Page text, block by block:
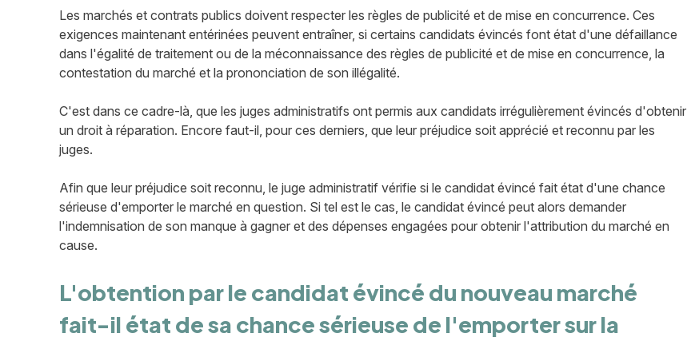
Les marchés et contrats publics doivent respecter les règles de publicité et de mise en concurrence. Ces
exigences maintenant entérinées peuvent entraîner, si certains candidats évincés font état d'une défaillance
dans l'égalité de traitement ou de la méconnaissance des règles de publicité et de mise en concurrence, la
contestation du marché et la prononciation de son illégalité.
C'est dans ce cadre-là, que les juges administratifs ont permis aux candidats irrégulièrement évincés d'obtenir
un droit à réparation. Encore faut-il, pour ces derniers, que leur préjudice soit apprécié et reconnu par les
juges.
Afin que leur préjudice soit reconnu, le juge administratif vérifie si le candidat évincé fait état d'une chance
sérieuse d'emporter le marché en question. Si tel est le cas, le candidat évincé peut alors demander
l'indemnisation de son manque à gagner et des dépenses engagées pour obtenir l'attribution du marché en
cause.
L'obtention par le candidat évincé du nouveau marché
fait-il état de sa chance sérieuse de l'emporter sur la